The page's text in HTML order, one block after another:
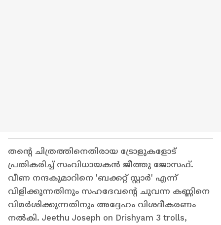
തന്റെ ചിത്രത്തിനെതിരായ ട്രോളുകളോട്
പ്രതികരിച്ച് സംവിധായകൻ ജീത്തു ജോസഫ്.
വീണ നന്ദകുമാറിനെ 'ബക്കറ്റ് സ്റ്റാർ' എന്ന്
വിളിക്കുന്നതിനും സഹദേവന്റെ ചുവന്ന കണ്ണിനെ
വിമർശിക്കുന്നതിനും അദ്ദേഹം വിശദീകരണം
നൽകി. Jeethu Joseph on Drishyam 3 trolls,